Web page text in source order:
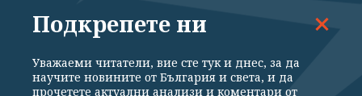
СПОРТ КУЛТУРА ТЕХНОЛОГИИ КАЛЕЙДОСКОП
Подкрепете ни
Уважаеми читатели, вие сте тук и днес, за да
научите новините от България и света, и да
прочетете актуални анализи и коментари от